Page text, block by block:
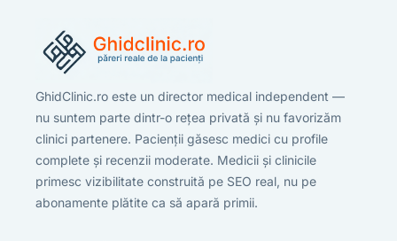
GhidClinic.ro este un director medical independent —
nu suntem parte dintr-o rețea privată și nu favorizăm
clinici partenere. Pacienții găsesc medici cu profile
complete și recenzii moderate. Medicii și clinicile
primesc vizibilitate construită pe SEO real, nu pe
abonamente plătite ca să apară primii.